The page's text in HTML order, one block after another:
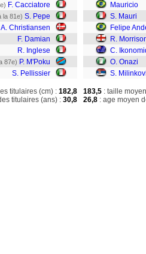
F. Cacciatore
la 81e) S. Pepe
A. Christiansen
F. Damian
R. Inglese
87e) P. M'Poku
S. Pellissier
titulaires (cm) : 182,8
titulaires (ans) : 30,8
Mauricio
S. Mauri
Felipe
R.
C.
O. Onazi
S.
183,5 : taille
26,8 : age moyen